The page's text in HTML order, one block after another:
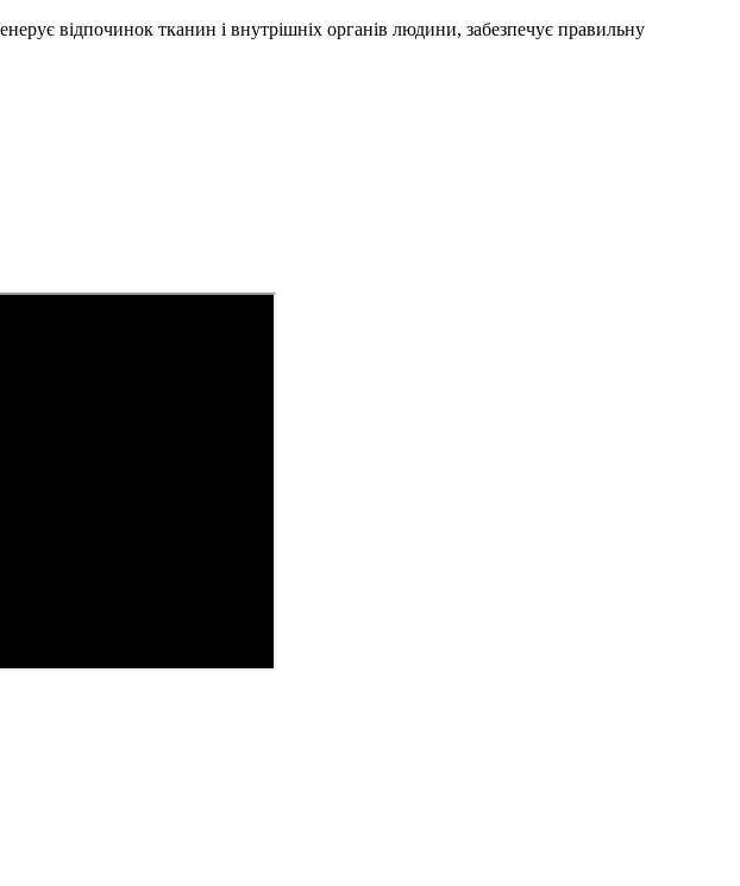
відпочинок тканин і внутрішніх органів людини, забезпечує правильну